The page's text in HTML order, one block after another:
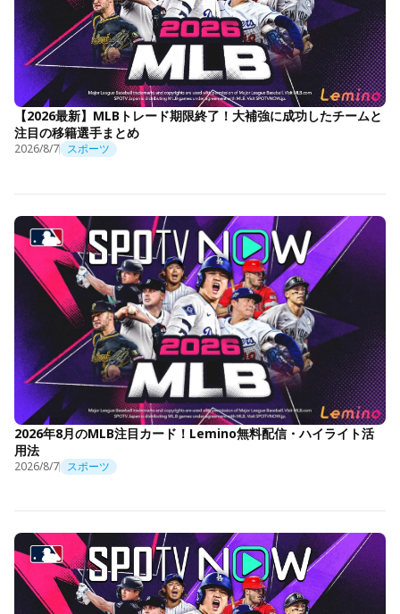
【2026最新】MLBトレード期限終了！大補強に成功したチームと
注目の移籍選手まとめ
2026/8/7 スポーツ
2026年8月のMLB注目カード！Lemino無料配信・ハイライト活
用法
2026/8/7 スポーツ